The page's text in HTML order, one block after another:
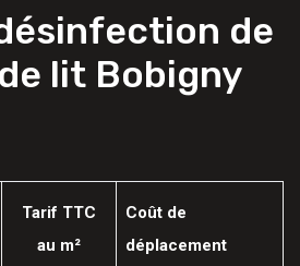
de
lit Bobigny
Tarif TTC
au m²
Coût de
déplacement